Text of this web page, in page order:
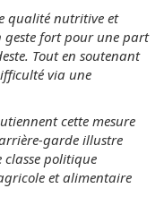
qualité nutritive et
fort pour une part
Tout en soutenant
via une
cette mesure
garde illustre
classe politique
et alimentaire